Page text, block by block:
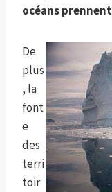
océans
De
plus
, la
font
e
des
terri
toir